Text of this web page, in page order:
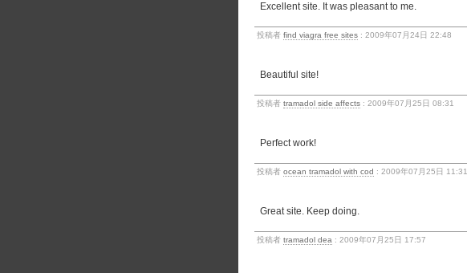
Excellent site. It was pleasant to me.
投稿者 find viagra free sites : 2009年07月24日 22:48
Beautiful site!
投稿者 tramadol side affects : 2009年07月25日 08:31
Perfect work!
投稿者 ocean tramadol with cod : 2009年07月25日 11:31
Great site. Keep doing.
投稿者 tramadol dea : 2009年07月25日 17:57